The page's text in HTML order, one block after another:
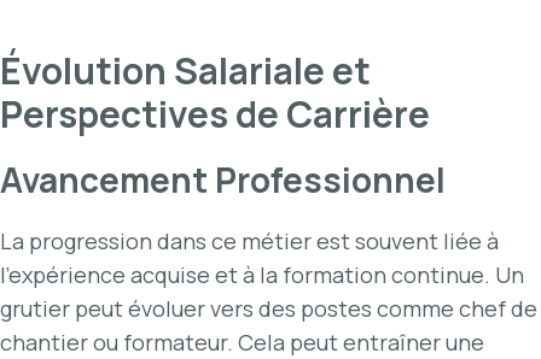
Évolution Salariale et
Perspectives de Carrière
Avancement Professionnel
La progression dans ce métier est souvent liée à
l’expérience acquise et à la formation continue. Un
grutier peut évoluer vers des postes comme chef de
chantier ou formateur. Cela peut entraîner une